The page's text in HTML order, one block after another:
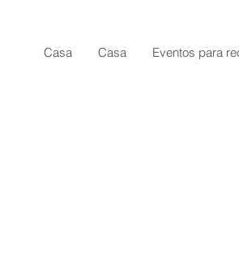
Casa Casa Eventos para